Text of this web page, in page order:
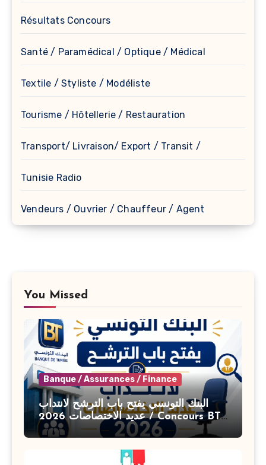
Résultats Concours
Santé / Paramédical / Optique / Médical
Textile / Styliste / Modéliste
Tourisme / Hôtellerie / Restauration
Transport/ Livraison/ Export / Transit /
Tunisie Radio
Vendeurs / Ouvrier / Chauffeur / Agent
You Missed
Banque / Assurances / Finance
البنك التونسي يفتح باب الترشح لانتداب
عديد الاختصاصات 2026 / Concours BT
Banque de Tunisie 2026